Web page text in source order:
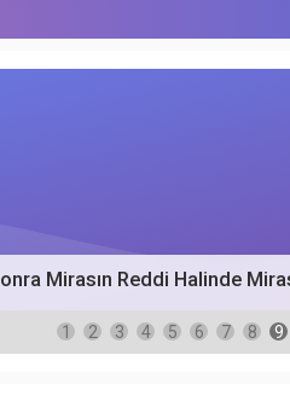
Mirasın Reddi Halinde
1 2 3 4 5 6 7 8 9